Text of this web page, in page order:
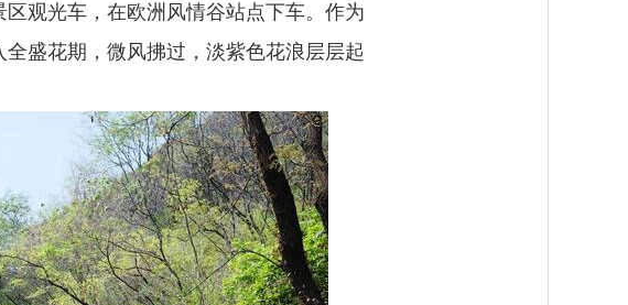
观光车，在欧洲风情谷站点下车。作为
盛花期，微风拂过，淡紫色花浪层层起